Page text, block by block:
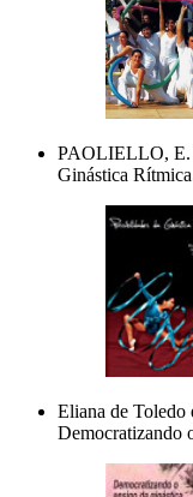
PAOLIELLO, E.
Ginástica
Eliana de Toledo
Democratizando